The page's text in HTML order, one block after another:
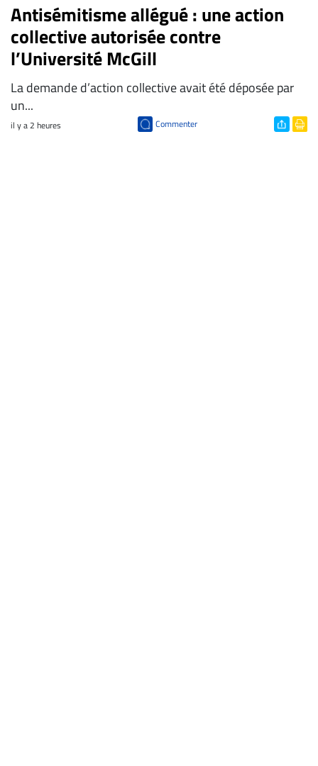
Antisémitisme allégué : une action
collective autorisée contre
l’Université McGill
La demande d’action collective avait été déposée par
un...
il y a 2 heures Commenter